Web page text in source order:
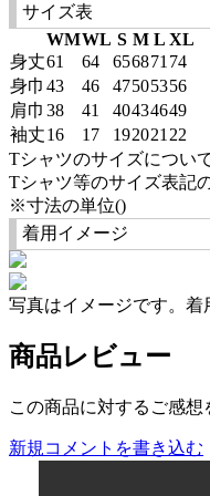
サイズ表
WMWL S M L XL
身丈61 64 656871 74
身巾 43 46 47505356
肩巾 38 41 40434649
袖丈16 17 192021 22
Tシャツのサイズについ
Tシャツ等のサイズ表記
※寸法の単位()
着用イメージ
写真はイメージです。着
商品レビュー
この商品に対するご感想
新規コメントを書き込む